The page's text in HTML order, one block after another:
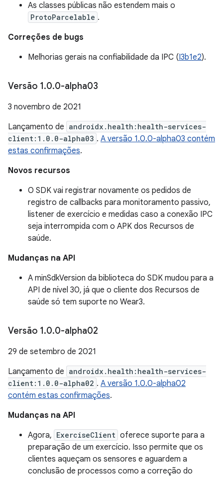
As classes públicas não estendem mais o
ProtoParcelable .
Correções de bugs
Melhorias gerais na confiabilidade da IPC (I3b1e2).
Versão 1.0.0-alpha03
3 novembro de 2021
Lançamento de androidx.health:health-services-
client:1.0.0-alpha03 . A versão 1.0.0-alpha03 contém
estas confirmações.
Novos recursos
O SDK vai registrar novamente os pedidos de
registro de callbacks para monitoramento passivo,
listener de exercício e medidas caso a conexão IPC
seja interrompida com o APK dos Recursos de
saúde.
Mudanças na API
A minSdkVersion da biblioteca do SDK mudou para a
API de nível 30, já que o cliente dos Recursos de
saúde só tem suporte no Wear3.
Versão 1.0.0-alpha02
29 de setembro de 2021
Lançamento de androidx.health:health-services-
client:1.0.0-alpha02 . A versão 1.0.0-alpha02
contém estas confirmações.
Mudanças na API
Agora, ExerciseClient oferece suporte para a
preparação de um exercício. Isso permite que os
clientes aqueçam os sensores e aguardem a
conclusão de processos como a correção do